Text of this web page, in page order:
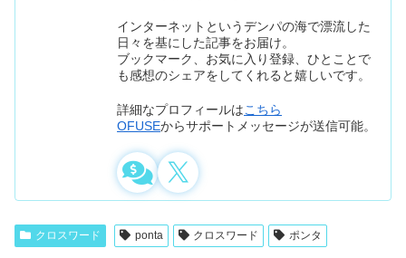
インターネットというデンパの海で漂流した
日々を基にした記事をお届け。
ブックマーク、お気に入り登録、ひとことで
も感想のシェアをしてくれると嬉しいです。
詳細なプロフィールはこちら
OFUSEからサポートメッセージが送信可能。
クロスワード ponta クロスワード ポンタ